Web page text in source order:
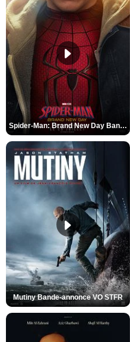
Spider-Man: Brand New Day Bande-annonce VO STFR
Mutiny Bande-annonce VO STFR